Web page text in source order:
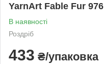
YarnArt Fable Fur 976
В наявності
Роздріб
433 ₴/упаковка